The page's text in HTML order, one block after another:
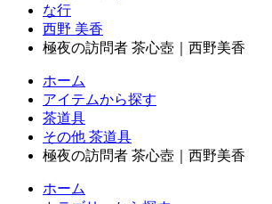
な行
西野 美香
極夜の訪問者 茶心壺｜西野美香
ホーム
アイテムから探す
茶道具
その他 茶道具
極夜の訪問者 茶心壺｜西野美香
ホーム